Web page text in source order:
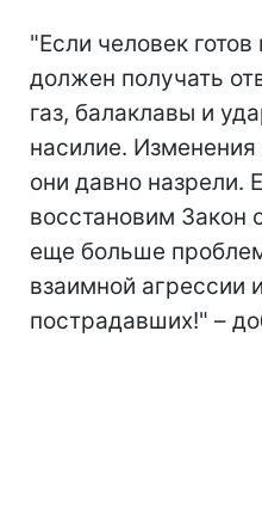
"Если человек готов
должен получать
газ, балаклавы и
насилие.
они давно назрели.
восстановим Закон
еще больше
взаимной агрессии
пострадавших!" –